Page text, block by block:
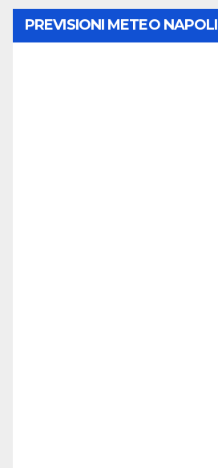
PREVISIONI METEO NAPOLI